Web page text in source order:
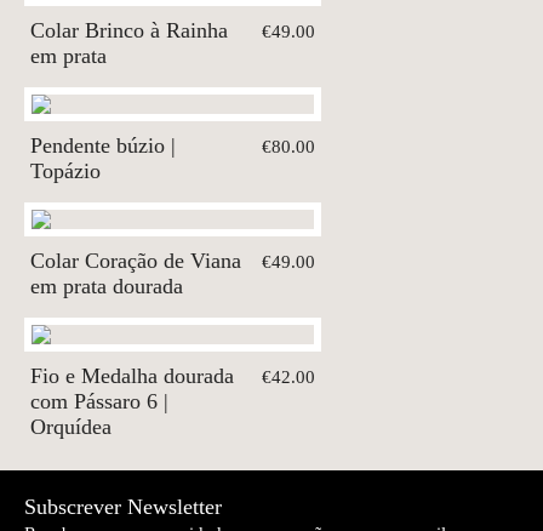
Colar Brinco à Rainha
em prata
€49.00
Pendente búzio |
Topázio
€80.00
Colar Coração de Viana
em prata dourada
€49.00
Fio e Medalha dourada
com Pássaro 6 |
Orquídea
€42.00
Subscrever Newsletter